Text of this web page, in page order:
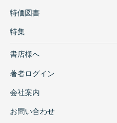
特価図書
特集
書店様へ
著者ログイン
会社案内
お問い合わせ